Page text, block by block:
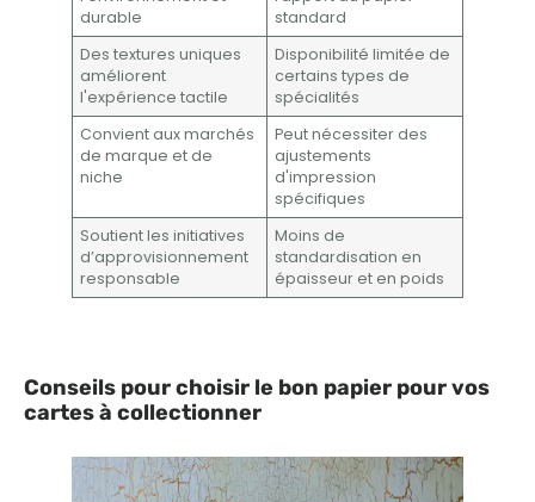
durable
standard
Des textures uniques
améliorent
l'expérience tactile
Disponibilité limitée de
certains types de
spécialités
Convient aux marchés
de marque et de
niche
Peut nécessiter des
ajustements
d'impression
spécifiques
Soutient les initiatives
d’approvisionnement
responsable
Moins de
standardisation en
épaisseur et en poids
Conseils pour choisir le bon papier pour vos
cartes à collectionner